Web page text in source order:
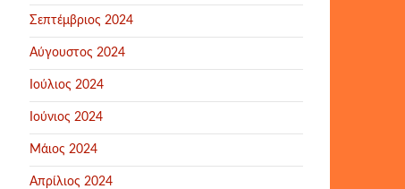
Σεπτέμβριος 2024
Αύγουστος 2024
Ιούλιος 2024
Ιούνιος 2024
Μάιος 2024
Απρίλιος 2024